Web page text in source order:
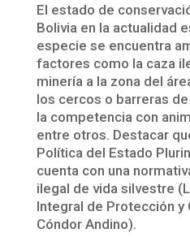
El estado de
Bolivia en la actualidad
especie se encuentra
factores como la caza
minería a la zona del
los cercos o barreras
la competencia con
entre otros. Destacar
Política del Estado
cuenta con una
ilegal de vida silvestre
Integral de Protección y
Cóndor Andino).